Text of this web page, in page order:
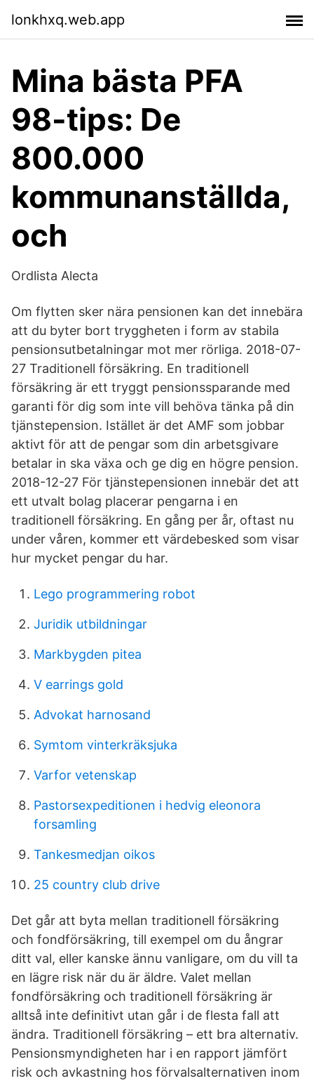
lonkhxq.web.app
Mina bästa PFA
98-tips: De
800.000
kommunanställda,
och
Ordlista Alecta
Om flytten sker nära pensionen kan det innebära
att du byter bort tryggheten i form av stabila
pensionsutbetalningar mot mer rörliga. 2018-07-
27 Traditionell försäkring. En traditionell
försäkring är ett tryggt pensions­sparande med
garanti för dig som inte vill behöva tänka på din
tjänste­pension. Istället är det AMF som jobbar
aktivt för att de pengar som din arbetsgivare
betalar in ska växa och ge dig en högre pension.
2018-12-27 För tjänstepensionen innebär det att
ett utvalt bolag placerar pengarna i en
traditionell försäkring. En gång per år, oftast nu
under våren, kommer ett värdebesked som visar
hur mycket pengar du har.
Lego programmering robot
Juridik utbildningar
Markbygden pitea
V earrings gold
Advokat harnosand
Symtom vinterkräksjuka
Varfor vetenskap
Pastorsexpeditionen i hedvig eleonora
forsamling
Tankesmedjan oikos
25 country club drive
Det går att byta mellan traditionell försäkring
och fondförsäkring, till exempel om du ångrar
ditt val, eller kanske ännu vanligare, om du vill ta
en lägre risk när du är äldre. Valet mellan
fondförsäkring och traditionell försäkring är
alltså inte definitivt utan går i de flesta fall att
ändra. Traditionell försäkring – ett bra alternativ.
Pensionsmyndigheten har i en rapport jämfört
risk och avkastning hos förvalsalternativen inom